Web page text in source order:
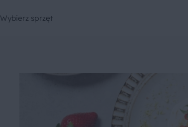
Wybierz sprzęt